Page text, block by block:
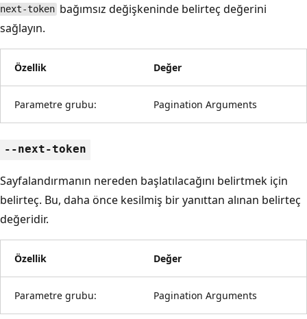
next-token bağımsız değişkeninde belirteç değerini
sağlayın.
Özellik Değer
Parametre grubu: Pagination Arguments
--next-token
Sayfalandırmanın nereden başlatılacağını belirtmek için
belirteç. Bu, daha önce kesilmiş bir yanıttan alınan belirteç
değeridir.
Özellik Değer
Parametre grubu: Pagination Arguments